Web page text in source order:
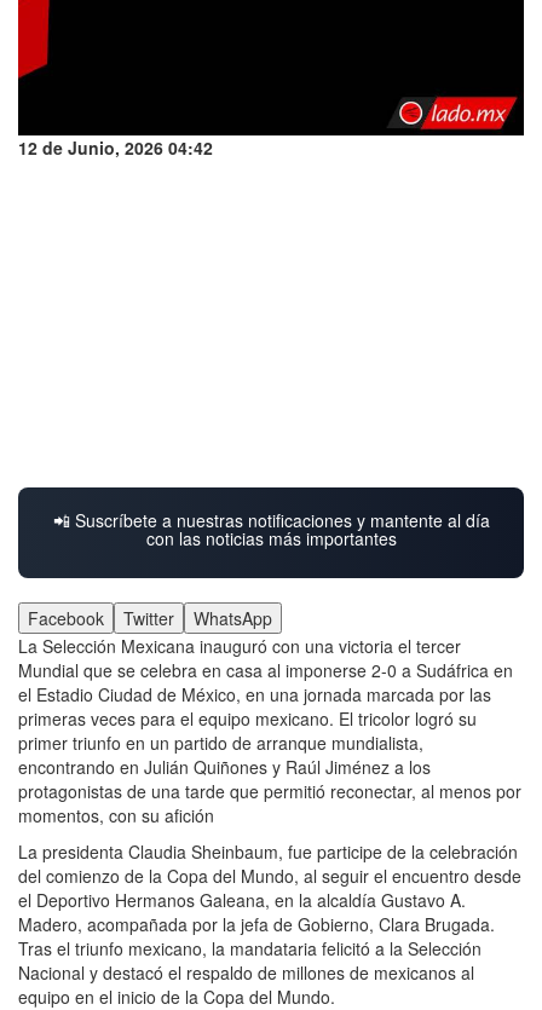
12 de Junio, 2026 04:42
📲 Suscríbete a nuestras notificaciones y mantente al día
con las noticias más importantes
Facebook Twitter
WhatsApp
La Selección Mexicana inauguró con una victoria el tercer
Mundial que se celebra en casa al imponerse 2-0 a Sudáfrica en
el Estadio Ciudad de México, en una jornada marcada por las
primeras veces para el equipo mexicano. El tricolor logró su
primer triunfo en un partido de arranque mundialista,
encontrando en Julián Quiñones y Raúl Jiménez a los
protagonistas de una tarde que permitió reconectar, al menos por
momentos, con su afición
La presidenta Claudia Sheinbaum, fue participe de la celebración
del comienzo de la Copa del Mundo, al seguir el encuentro desde
el Deportivo Hermanos Galeana, en la alcaldía Gustavo A.
Madero, acompañada por la jefa de Gobierno, Clara Brugada.
Tras el triunfo mexicano, la mandataria felicitó a la Selección
Nacional y destacó el respaldo de millones de mexicanos al
equipo en el inicio de la Copa del Mundo.